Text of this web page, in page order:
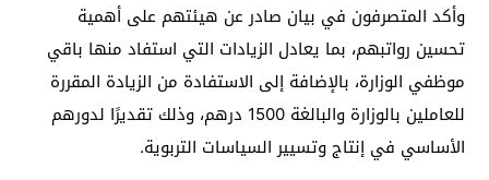
وأكد المتصرفون في بيان صادر عن هيئتهم على أهمية
تحسين رواتبهم، بما يعادل الزيادات التي استفاد منها باقي
موظفي الوزارة، بالإضافة إلى الاستفادة من الزيادة المقررة
للعاملين بالوزارة والبالغة 1500 درهم، وذلك تقديرًا لدورهم
الأساسي في إنتاج وتسيير السياسات التربوية.